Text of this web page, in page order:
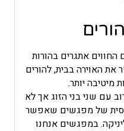
החווים אתגרים בהורות
האוירה בבית, להורים
מיטיבה יותר.
עם שני בני הזוג אך לא
של מפגשים שאפשר
במפגשים אנחנו
של זום אין וזום
שמלוות אתכם. לאחר מכן
הצרכים שלו, ומכאן נגיע
לא רק לומר מה לעשות
את מה שאתם עושים,
טוב על הלב.
בנושא הורות